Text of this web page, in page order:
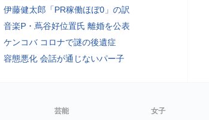
伊藤健太郎「PR稼働ほぼ0」の訳
音楽P・蔦谷好位置氏 離婚を公表
ケンコバ コロナで謎の後遺症
容態悪化 会話が通じないパー子
芸能 女子